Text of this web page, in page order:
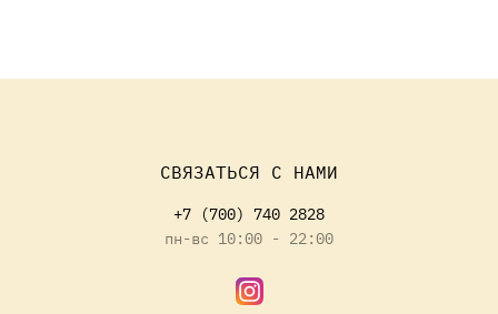
СВЯЗАТЬСЯ С НАМИ
+7 (700) 740 2828
пн-вс 10:00 - 22:00